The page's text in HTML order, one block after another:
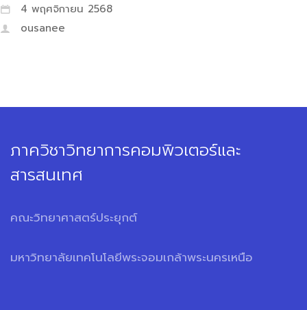
4 พฤศจิกายน 2568
ousanee
ภาควิชาวิทยาการคอมพิวเตอร์และ
สารสนเทศ
คณะวิทยาศาสตร์ประยุกต์
มหาวิทยาลัยเทคโนโลยีพระจอมเกล้าพระนครเหนือ